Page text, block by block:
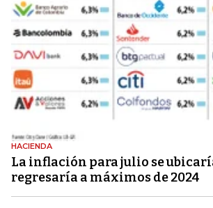
HACIENDA
La inflación para julio se
regresaría a máximos de 2024